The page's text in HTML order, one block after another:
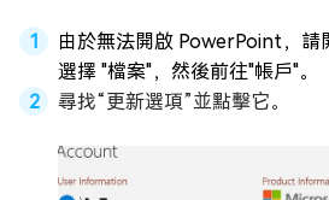
由於無法開啟 PowerPoint，請
選擇 "檔案"，然後前往"帳戶"。
尋找“更新選項”並點擊它。